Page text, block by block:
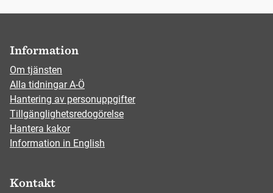
Information
Om tjänsten
Alla tidningar A-Ö
Hantering av personuppgifter
Tillgänglighetsredogörelse
Hantera kakor
Information in English
Kontakt